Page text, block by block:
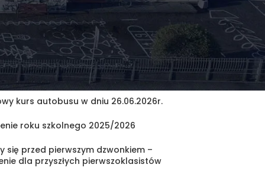
wpisy
kurs autobusu w dniu 26.06.2026r.
roku szkolnego 2025/2026
się przed pierwszym dzwonkiem –
dla przyszłych pierwszoklasistów